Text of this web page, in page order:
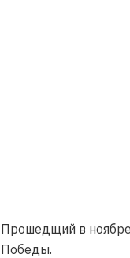
Прошедщий в
Победы.